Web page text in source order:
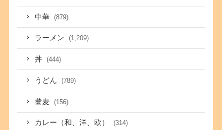
中華 (879)
ラーメン (1,209)
丼 (444)
うどん (789)
蕎麦 (156)
カレー（和、洋、欧） (314)